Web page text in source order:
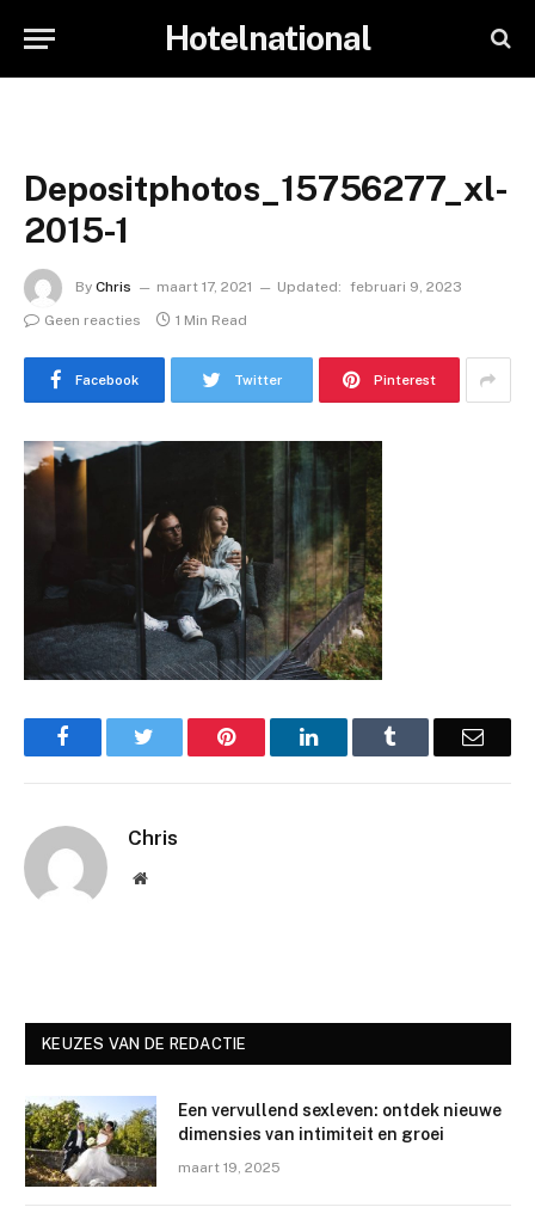
Hotelnational
Depositphotos_15756277_xl-
2015-1
By Chris maart 17, 2021 Updated: februari 9, 2023
Geen reacties
1 Min Read
Facebook Twitter Pinterest
Facebook Pinterest LinkedIn Email
Chris
Website
KEUZES VAN DE REDACTIE
Een vervullend sexleven: ontdek nieuwe
dimensies van intimiteit en groei
maart 19, 2025